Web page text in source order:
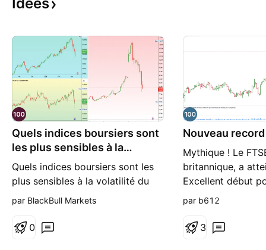
Quels indices boursiers sont
les plus sensibles à la
volatili...
Quels indices boursiers sont les
plus sensibles à la volatilité du
pétrole ? Après la fermeture du
provoqué l'une des plus
par BlackBull Markets
0
Nouveau
Mythique ! Le
britannique, a
Excellent début
européens qui
en 2025.
par b612
3